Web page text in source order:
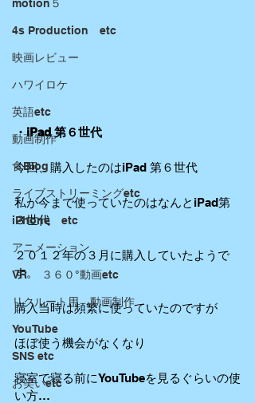
motion５
4s Production etc
映画レビュー
ハワイロケ
英語etc
動画制作
食Blog
ライブストリーミングetc
iPhone etc
アニメーション
VR ３６０°動画etc
リクルート用 動画制作
YouTube
SNS etc
お笑いetc
・iPad 第６世代
今回、購入したのはiPad 第６世代
私が今まで使っていたのはなんとiPad第
３世代
２０１２年の３月に購入していたようで
す。
購入当時は頻繁に使っていたのですが
ほぼ使う機会がなくなり
寝室で寝る前にYouTubeを見るぐらいの使
い方…